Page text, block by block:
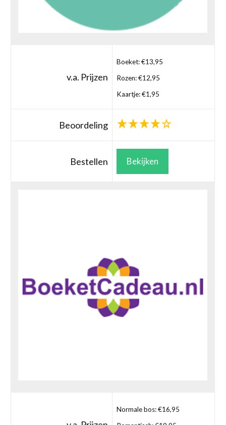
v.a. Prijzen
Boeket: €13,95
Rozen: €12,95
Kaartje: €1,95
Beoordeling
Bestellen Bekijken
Normale bos: €16,95